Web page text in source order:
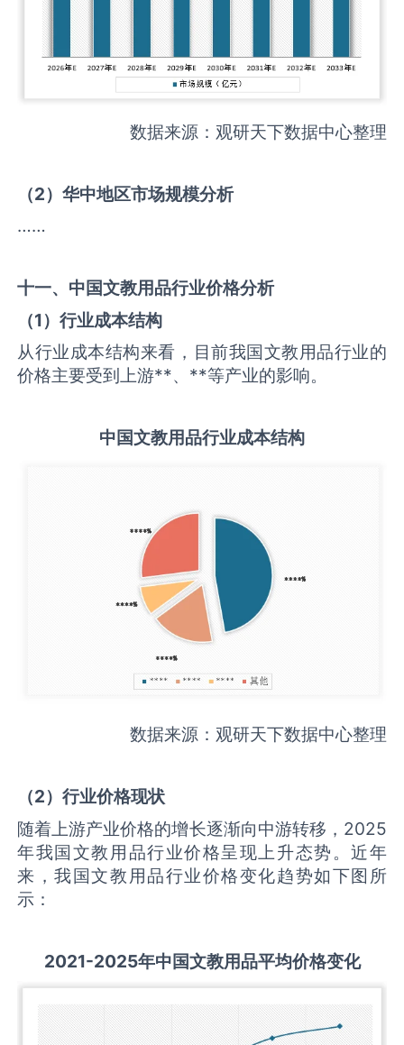
数据来源：观研天下数据中心整理
（2）华中地区市场规模分析
……
十一、中国文教用品行业价格分析
（1）行业成本结构
从行业成本结构来看，目前我国文教用品行业的
价格主要受到上游**、**等产业的影响。
中国文教用品行业成本结构
数据来源：观研天下数据中心整理
（2）行业价格现状
随着上游产业价格的增长逐渐向中游转移，2025
年我国文教用品行业价格呈现上升态势。近年
来，我国文教用品行业价格变化趋势如下图所
示：
2021-2025年中国文教用品平均价格变化